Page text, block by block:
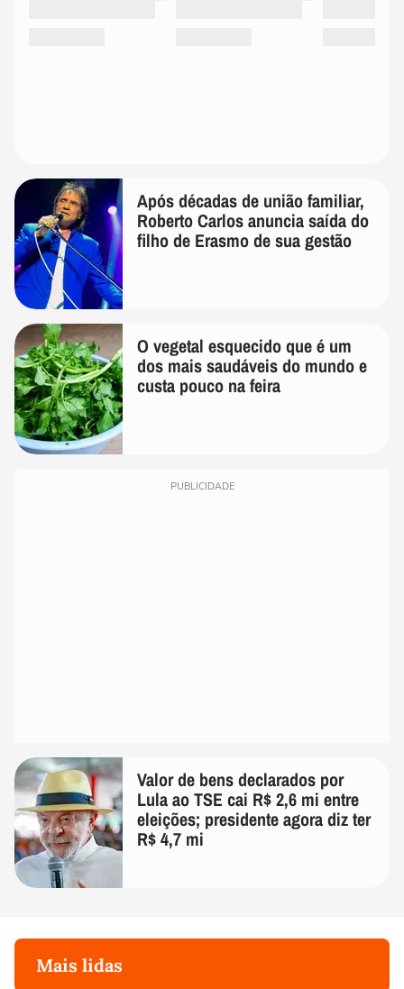
Após décadas de união familiar,
Roberto Carlos anuncia saída do
filho de Erasmo de sua gestão
O vegetal esquecido que é um
dos mais saudáveis do mundo e
custa pouco na feira
PUBLICIDADE
Valor de bens declarados por
Lula ao TSE cai R$ 2,6 mi entre
eleições; presidente agora diz ter
R$ 4,7 mi
Mais lidas